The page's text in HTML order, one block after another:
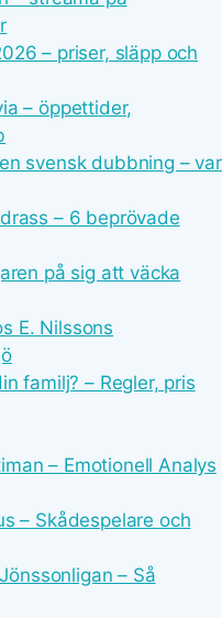
– priser, släpp och
– öppettider,
svensk dubbning – var
– 6 beprövade
på sig att väcka
E. Nilssons
familj? – Regler, pris
– Emotionell Analys
– Skådespelare och
– Så